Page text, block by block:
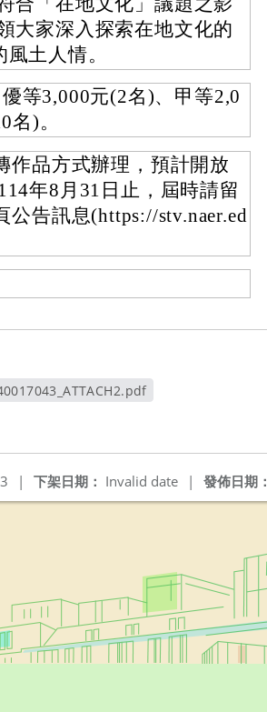
大家深入探索在地文化的
土人情。
等3,000元(2名)、甲等2,0
)。
作品方式辦理，預計開放
年8月31日止，屆時請留
告訊息(https://stv.naer.ed
發佈日期：
下架日期： Invalid date |
|